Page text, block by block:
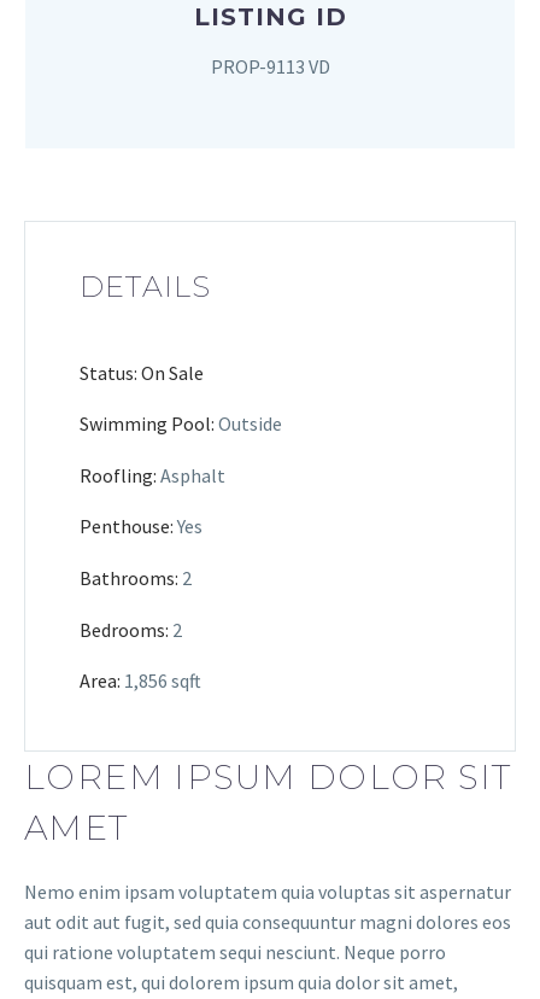
LISTING ID
PROP-9113 VD
DETAILS
Status: On Sale
Swimming Pool: Outside
Roofling: Asphalt
Penthouse:Yes
Bathrooms: 2
Bedrooms: 2
Area: 1,856 sqft
LOREM IPSUM DOLOR SIT
AMET
Nemo enim ipsam voluptatem quia voluptas sit aspernatur
aut odit aut fugit, sed quia consequuntur magni dolores eos
qui ratione voluptatem sequi nesciunt. Neque porro
quisquam est, qui dolorem ipsum quia dolor sit amet,